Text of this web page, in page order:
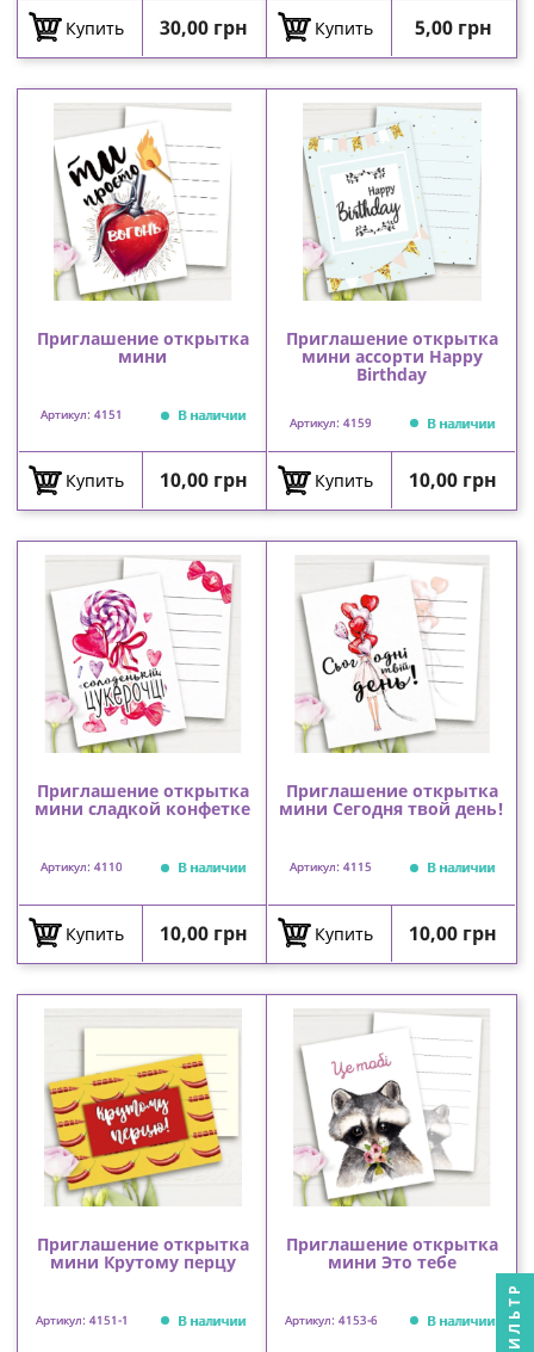
Купить Цена
30,00 грн Купить Цена
5,00 грн
Приглашение открытка
мини
Артикул: 4151 В наличии
Купить Цена
10,00 грн
Приглашение открытка
мини ассорти Happy
Birthday
Артикул: 4159 В наличии
Купить Цена
10,00 грн
Приглашение открытка
мини сладкой конфетке
Артикул: 4110 В наличии
Купить Цена
10,00 грн
Приглашение открытка
мини Сегодня твой день!
Артикул: 4115 В наличии
Купить Цена
10,00 грн
Приглашение открытка
мини Крутому перцу
Артикул: 4151-1 В наличии
Приглашение открытка
мини Это тебе
Артикул: 4153-6 В наличии ФИЛЬТР